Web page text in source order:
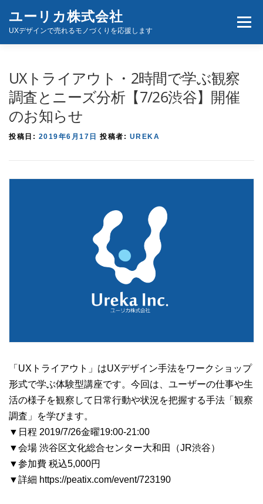
ユーリカ株式会社
UXデザインで売れるモノづくりを応援します
メニ
UXトライアウト・2時間で学ぶ観察
調査とニーズ分析【7/26渋谷】開催
のお知らせ
投稿日: 2019年6月17日 投稿者: UREKA
「UXトライアウト」はUXデザイン手法をワークショップ
形式で学ぶ体験型講座です。今回は、ユーザーの仕事や生
活の様子を観察して日常行動や状況を把握する手法「観察
調査」を学びます。
▼日程 2019/7/26金曜19:00-21:00
▼会場 渋谷区文化総合センター大和田（JR渋谷）
▼参加費 税込5,000円
▼詳細 https://peatix.com/event/723190